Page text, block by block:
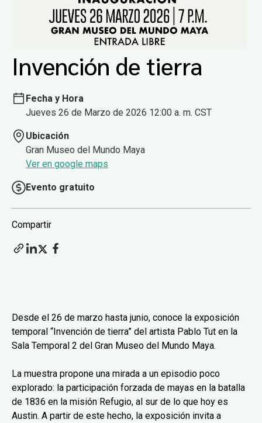
Invención de tierra
Fecha y Hora
Jueves 26 de Marzo de 2026 12:00 a. m. CST
Ubicación
Gran Museo del Mundo Maya
Ver en google maps
Evento gratuito
Compartir
Desde el 26 de marzo hasta junio, conoce la exposición
temporal “Invención de tierra” del artista Pablo Tut en la
Sala Temporal 2 del Gran Museo del Mundo Maya.
La muestra propone una mirada a un episodio poco
explorado: la participación forzada de mayas en la batalla
de 1836 en la misión Refugio, al sur de lo que hoy es
Austin. A partir de este hecho, la exposición invita a